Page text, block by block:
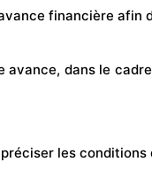
financière afin
avance, dans le
les